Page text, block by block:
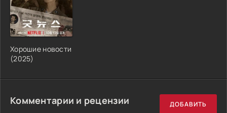
Хорошие новости
(2025)
Комментарии и рецензии ДОБАВИТЬ